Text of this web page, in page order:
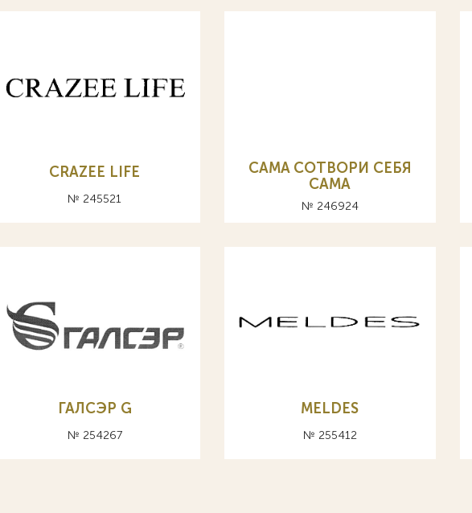
CRAZEE LIFE
№ 245521
CAMA СОТВОРИ СЕБЯ
САМА
№ 246924
ГАЛСЭР G
№ 254267
MELDES
№ 255412